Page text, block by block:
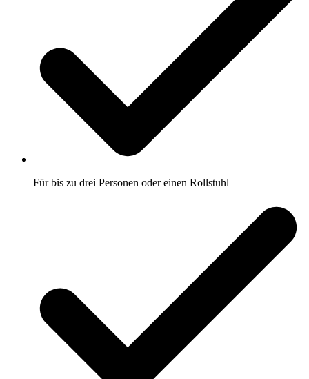
Für bis zu drei Personen oder einen Rollstuhl